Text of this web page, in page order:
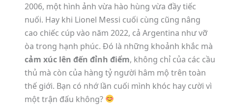
2006, một hình ảnh vừa hào hùng vừa đầy tiếc
nuối. Hay khi Lionel Messi cuối cùng cũng nâng
cao chiếc cúp vào năm 2022, cả Argentina như vỡ
òa trong hạnh phúc. Đó là những khoảnh khắc mà
cảm xúc lên đến đỉnh điểm, không chỉ của các cầu
thủ mà còn của hàng tỷ người hâm mộ trên toàn
thế giới. Bạn có nhớ lần cuối mình khóc hay cười vì
một trận đấu không?